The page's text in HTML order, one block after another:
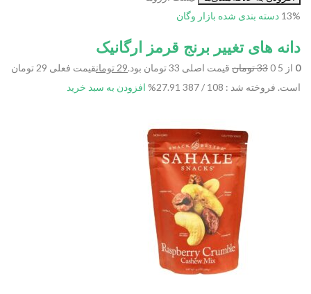
13% دسته بندی شده بازار وگان
دانه های تغییر برنج قرمز ارگانیک
0 از 5 0 33 تومان قیمت اصلی 33 تومان بود. 29 تومان
قیمت فعلی 29 تومان
است. فروخته شد : 108 / 387 27.91% افزودن به سبد خرید